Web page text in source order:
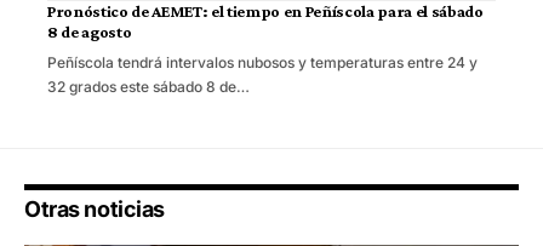
Pronóstico de AEMET: el tiempo en Peñíscola para el sábado
8 de agosto
Peñíscola tendrá intervalos nubosos y temperaturas entre 24 y
32 grados este sábado 8 de…
Otras noticias